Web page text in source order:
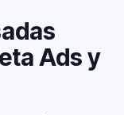
Ads y